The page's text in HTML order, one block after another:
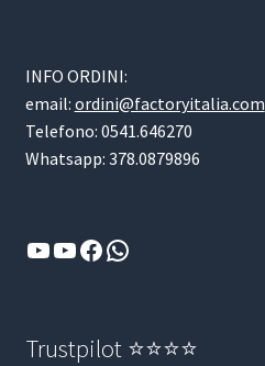
INFO ORDINI:
email: ordini@factoryitalia.com
Telefono: 0541.646270
Whatsapp: 378.0879896
YouTube
YouTube
Facebook
WhatsApp
Trustpilot ⭐⭐⭐⭐